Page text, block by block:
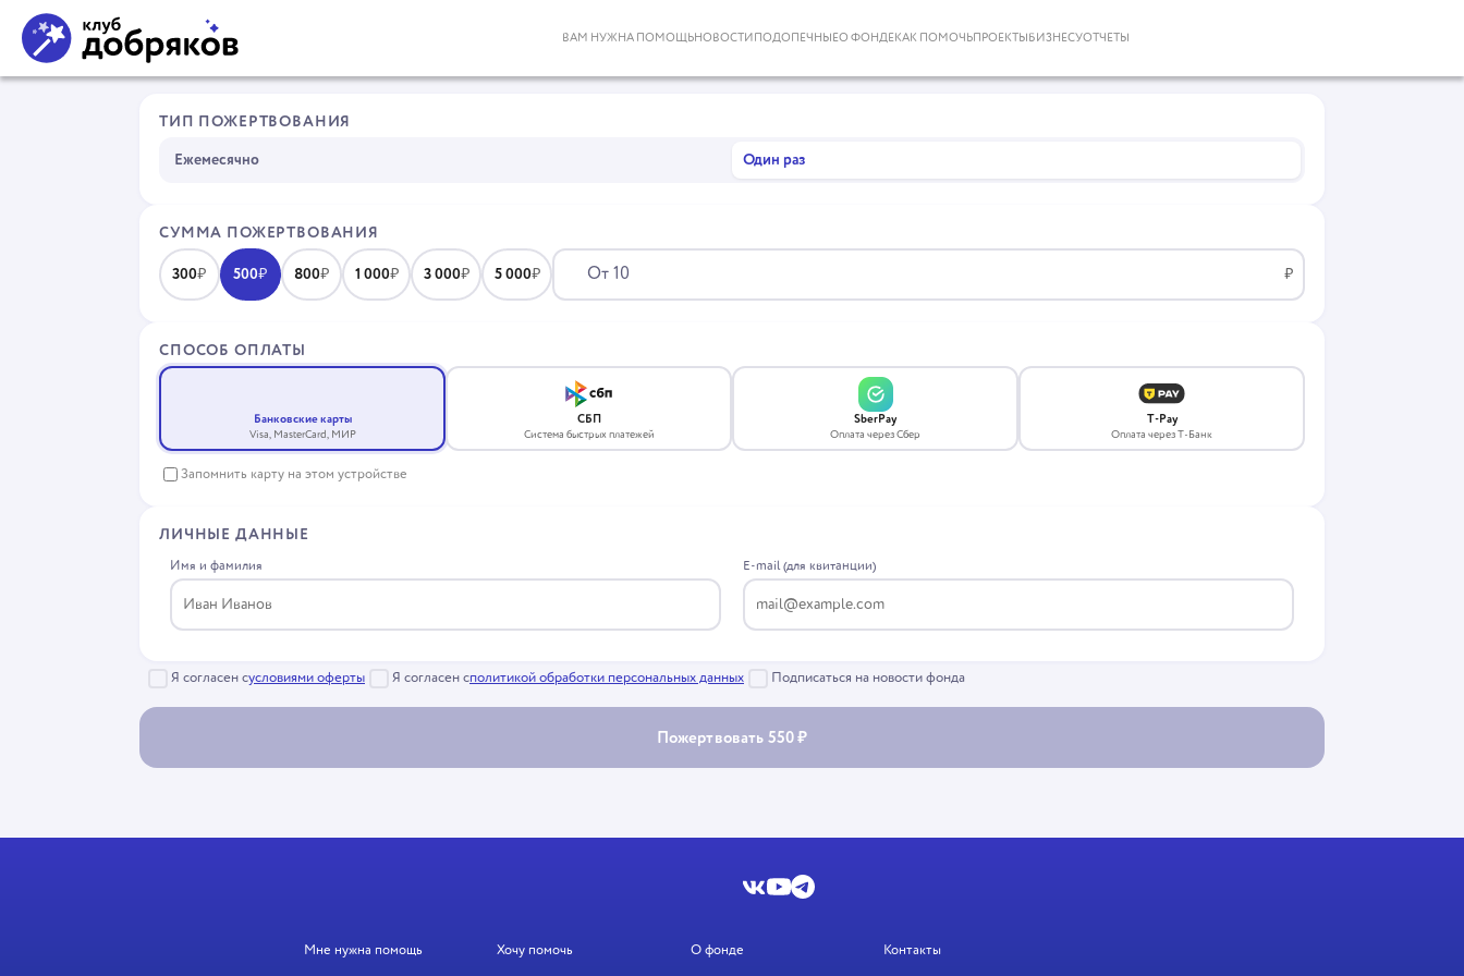
ВАМ НУЖНА ПОМОЩЬНОВОСТИ ПОДОПЕЧНЫЕО ФОНДЕ КАК ПОМОЧЬПРОЕКТЫ БИЗНЕСУОТЧЕТЫ
ТИП ПОЖЕРТВОВАНИЯ
Ежемесячно Один раз
СУММА ПОЖЕРТВОВАНИЯ
300₽ 500₽ 800₽ 1 000₽ 3 000₽ 5 000₽ ₽
СПОСОБ ОПЛАТЫ
VISA
Банковские карты
Visa, MasterCard, МИР
СБП
Система быстрых платежей
SberPay
Оплата через Сбер
T-Pay
Оплата через Т-Банк
Запомнить карту на этом устройстве
ЛИЧНЫЕ ДАННЫЕ
Имя и фамилия E-mail (для квитанции)
Я согласен сусловиями оферты Я согласен сполитикой обработки персональных данных Подписаться на новости фонда
Пожертвовать 550 ₽
Мне нужна помощь Хочу помочь О фонде Контакты